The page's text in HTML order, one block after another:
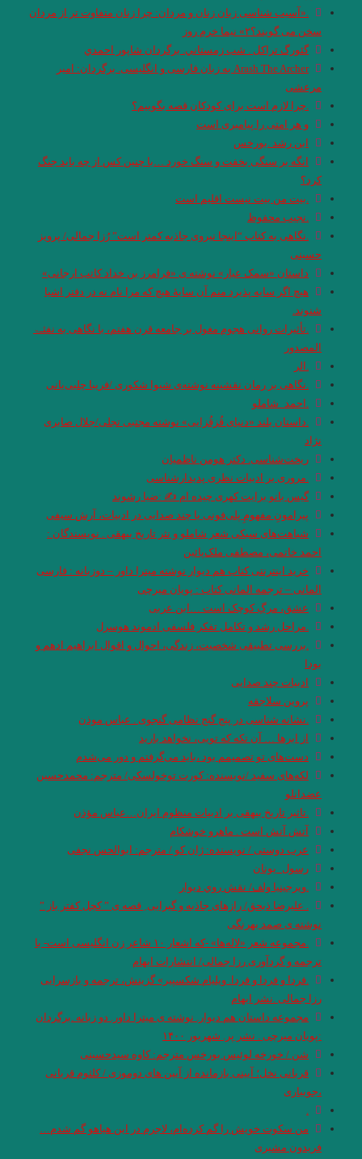
.«آسیب شناسی زبان زنان و مردان: چرا زنان متفاوت تر از مردان
سخن می گویند؟۲» نیما خرم روز
گئورگ تراكل . شب زمستاني. برگردان شاپور احمدي
Arash The Archer به زبان فارسی و انگلیسی. برگردان: امیر
مرعشی
.چرا لازم است برای کودکان قصه بگوییم؟
و هر امتى را پيامبرى است
ابن رشد .بورخس
انگه بر سنگی بخفت و سنگ خورد …با چنین کس از چه باید جنگ
کرد؟
.بیت من بیت نیست اقلیم است
.نجیب محفوظ
.نگاهی به کتاب “اینجا نیروی جاذبه کمتر است” رُزا جمالی/ پرویز
حسینی
داستان «سمک عیار» نوشته ی «فرامرز بن خداد کاتب ارجانی»
هیچ اگر سایه پذیرد منم آن سایهٔ هیچ که مرا نام نه در دفتر اشیا
شنوند.
.تأثیرات روانی هجوم مغول بر جامعه قرن هفتم، با نگاهی به نفثـۃ
المصدور
.الر
.نگاهی بر رمان نقشینه نوشته‌ی شیوا شکوری /فریبا چلبی‌یانی
.احمد_شاملو
.داستان بلند «دنیای قُزقُزایی» نوشته مجتبی تجلی/جلال صابری
نژاد
ریخت‌شناسی. دکتر هومن ناظمیان
.مروری بر ادبیات نظری پدیدارشناسی
گیس بانو برایت کهری چیده ام ✍ :ضیا رشوند
پیرامونِ مفهومِ پلی‌فونی یا چند صدایی در ادبیات، آرش سیفی
شباهت‌های سبکی شعر شاملو و نثر تاریخ بیهقی . نویسندگان :
احمد خاتمی، مصطفی ملک‌پائین
خرید اینترنتی کتاب هم دیوار نوشته میترا داور – دوزبانه : فارسی
المانی – ترجمه المانی کتاب : پویان میرچی
عشق، مرگِ کوچک است …ابن عربی
.مراحل رشد و تکامل تفکر فلسفی ادموند هوسرل
.بررسی تطبیقی شخصیت، زندگی، احوال و اقوال ابراهیم ادهم و
بودا
ادبیات چند صدایی
پروین سلاجقه
.نشانه شناسی در پنج گنج نظامی گنجوی‎ . عباس موذن
از ابرها … آن تکه که تویی، نخواهد بارید
دست‌های تو تصمیمم بود ،باید می‌گرفتم و دور می‌شدم
لکه‌های سفید /نویسنده: کورت‌ توخولسکی/ مترجم: محمد‌حسین
عضدانلو
.تاثیر تاریخ بیهقی بر ادبیات منظوم ایران…عباس مؤذن
آتش آتش است . ماهرو خوشکام
عرب دوستی / نویسنده: ژان کو / مترجم: ابوالحس نجفی
رسول_یونان
.ویرجینیا ولف/ نقش روي ديوار
. علیرضا ذیحق/ رازهای جاذبه و گیرایی ِ قصه ی ” کچل کفتر باز ”
نوشته ی صمد بهرنگی
.مجموعه شعر «لاله‌ها» -که اشعار ۱۰ شاعر زن انگلیسی است- با
ترجمه و گردآوری رزا جمالی/ انتشارات ایهام
.فردا و فردا و فردا. ویلیام شکسپیر» گزینش، ترجمه و بازسرایی
رزا جمالی .نشر ایهام
مجموعه داستان هم دیوار. نوشته ی میترا داور. دو زبانه .برگردان
:‌پویان میرچی . نشر پر. شهریور ۱۴۰۰
شن / خورخه لوئیس بورخس مترجم: کاوه سیدحسینی
قربانی نخل؛ آیینی بازمانده از آیین های دوموزی / کلثوم قربانی
،جویباری
من سکوت خویش را گم کرده‌ام، لاجرم در این هیاهو گم شدم…
فریدون مشیری